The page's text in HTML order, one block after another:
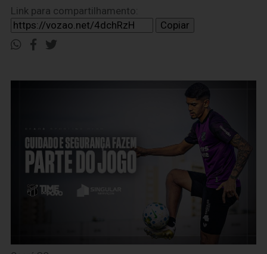
Link para compartilhamento:
Copiar